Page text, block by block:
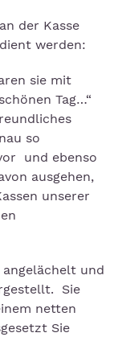
der Kasse
werden:
sie mit
Tag…“
so
und ebenso
ausgehen,
unserer
und
Sie
netten
Sie